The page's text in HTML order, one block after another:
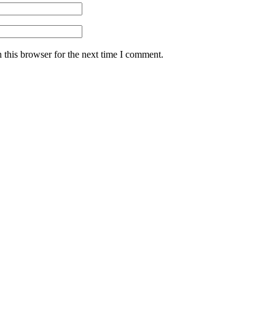
this browser for the next time I comment.